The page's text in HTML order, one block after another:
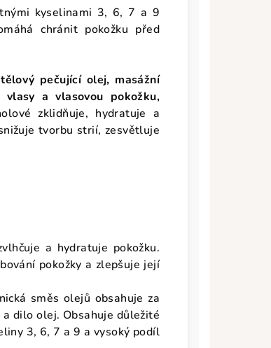
kyselinami 3, 6, 7 a 9
chránit pokožku před
pečující olej, masážní
a vlasovou pokožku,
zklidňuje, hydratuje a
tvorbu strií, zesvětluje
a hydratuje pokožku.
pokožky a zlepšuje její
směs olejů obsahuje za
dilo olej. Obsahuje důležité
3, 6, 7 a 9 a vysoký podíl